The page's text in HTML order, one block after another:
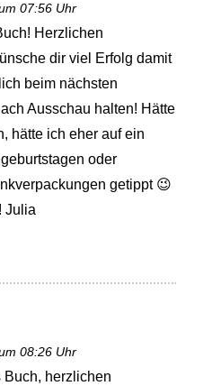
07:56 Uhr
Herzlichen
dir viel Erfolg damit
beim nächsten
Ausschau halten! Hätte
hätte ich eher auf ein
oder
getippt 😉
Julia
08:26 Uhr
herzlichen